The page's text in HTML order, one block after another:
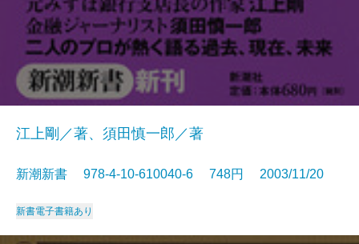
江上剛／著、須田慎一郎／著
新潮新書 978-4-10-610040-6 748円 2003/11/20
新書電子書籍あり